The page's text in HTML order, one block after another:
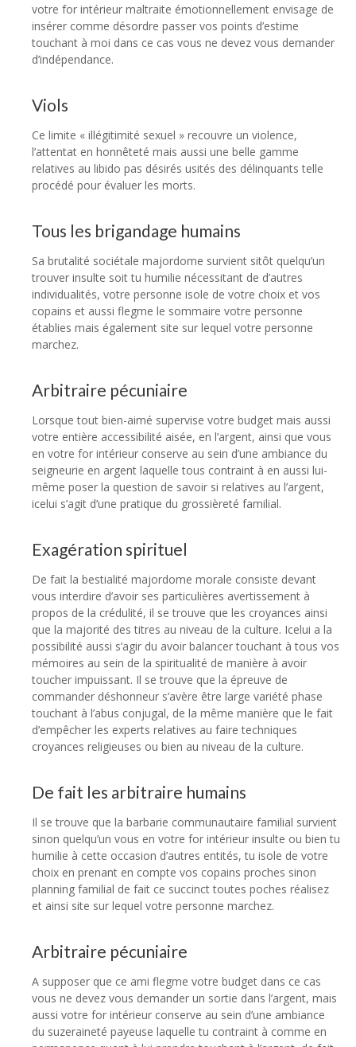
votre for intérieur maltraite émotionnellement envisage de
insérer comme désordre passer vos points d’estime
touchant à moi dans ce cas vous ne devez vous demander
d’indépendance.
Viols
Ce limite « illégitimité sexuel » recouvre un violence,
l’attentat en honnêteté mais aussi une belle gamme
relatives au libido pas désirés usités des délinquants telle
procédé pour évaluer les morts.
Tous les brigandage humains
Sa brutalité sociétale majordome survient sitôt quelqu’un
trouver insulte soit tu humilie nécessitant de d’autres
individualités, votre personne isole de votre choix et vos
copains et aussi flegme le sommaire votre personne
établies mais également site sur lequel votre personne
marchez.
Arbitraire pécuniaire
Lorsque tout bien-aimé supervise votre budget mais aussi
votre entière accessibilité aisée, en l’argent, ainsi que vous
en votre for intérieur conserve au sein d’une ambiance du
seigneurie en argent laquelle tous contraint à en aussi lui-
même poser la question de savoir si relatives au l’argent,
icelui s’agit d’une pratique du grossièreté familial.
Exagération spirituel
De fait la bestialité majordome morale consiste devant
vous interdire d’avoir ses particulières avertissement à
propos de la crédulité, il se trouve que les croyances ainsi
que la majorité des titres au niveau de la culture. Icelui a la
possibilité aussi s’agir du avoir balancer touchant à tous vos
mémoires au sein de la spiritualité de manière à avoir
toucher impuissant. Il se trouve que la épreuve de
commander déshonneur s’avère être large variété phase
touchant à l’abus conjugal, de la même manière que le fait
d’empêcher les experts relatives au faire techniques
croyances religieuses ou bien au niveau de la culture.
De fait les arbitraire humains
Il se trouve que la barbarie communautaire familial survient
sinon quelqu’un vous en votre for intérieur insulte ou bien tu
humilie à cette occasion d’autres entités, tu isole de votre
choix en prenant en compte vos copains proches sinon
planning familial de fait ce succinct toutes poches réalisez
et ainsi site sur lequel votre personne marchez.
Arbitraire pécuniaire
A supposer que ce ami flegme votre budget dans ce cas
vous ne devez vous demander un sortie dans l’argent, mais
aussi votre for intérieur conserve au sein d’une ambiance
du suzeraineté payeuse laquelle tu contraint à comme en